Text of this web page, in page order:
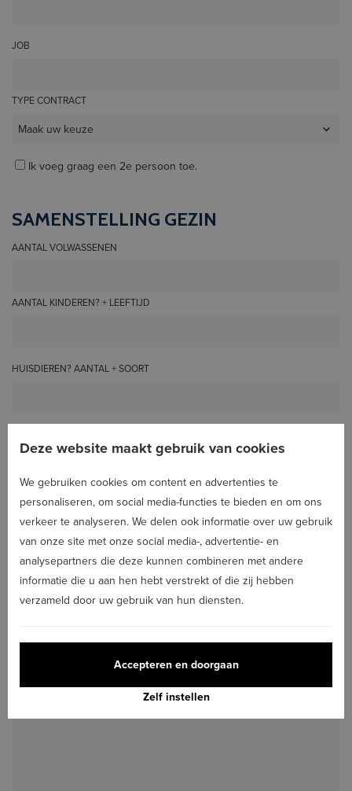
JOB
TYPE CONTRACT
Ik voeg graag een 2e persoon toe.
SAMENSTELLING GEZIN
AANTAL VOLWASSENEN
AANTAL KINDEREN? + LEEFTIJD
HUISDIEREN? AANTAL + SOORT
ANDERE INFORMATIE
REDEN VAN VERHUIS
GEWENSTE DATUM START HUURCONTRACT
VOORKEUR DUUR VAN CONTRACT MEER INFO
ANDERE OPMERKINGEN
Deze website maakt gebruik van cookies
We gebruiken cookies om content en advertenties te
personaliseren, om social media-functies te bieden en om ons
verkeer te analyseren. We delen ook informatie over uw gebruik
van onze site met onze social media-, advertentie- en
analysepartners die deze kunnen combineren met andere
informatie die u aan hen hebt verstrekt of die zij hebben
verzameld door uw gebruik van hun diensten.
Zelf instellen
Accepteren en doorgaan